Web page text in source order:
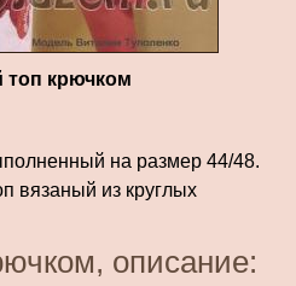
топ крючком
на размер 44/48.
вязаный из круглых
описание: